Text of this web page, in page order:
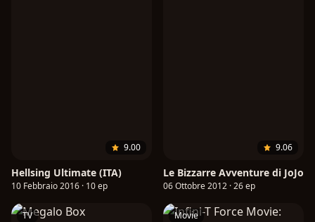
9.00
Hellsing Ultimate (ITA)
10 Febbraio 2016 · 10 ep
9.06
Le Bizzarre Avventure di JoJo
06 Ottobre 2012 · 26 ep
TV Movie